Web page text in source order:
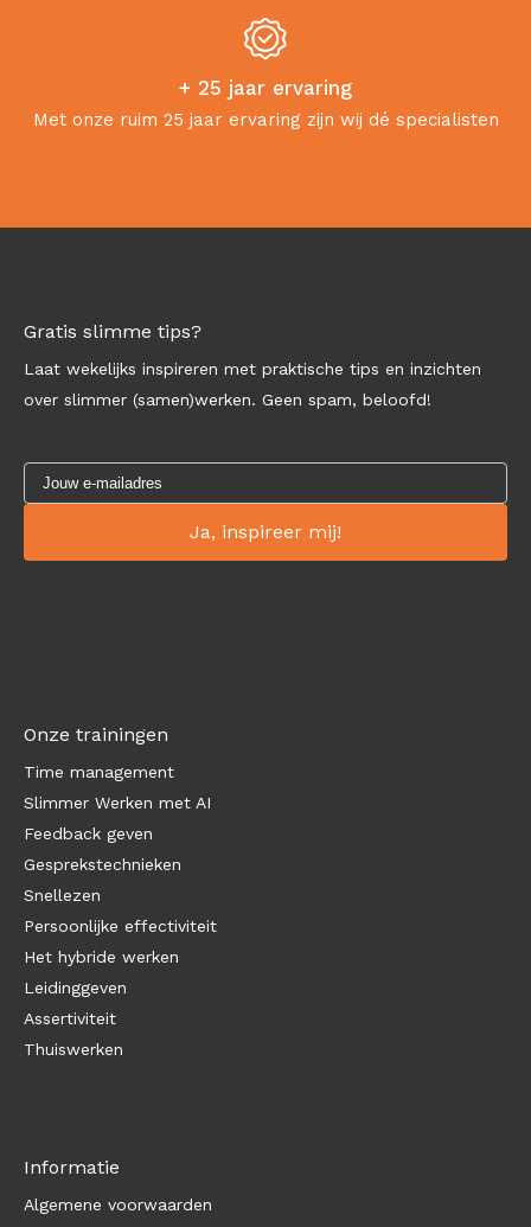
+ 25 jaar ervaring
Met onze ruim 25 jaar ervaring zijn wij dé specialisten
Gratis slimme tips?
Laat wekelijks inspireren met praktische tips en inzichten
over slimmer (samen)werken. Geen spam, beloofd!
Onze trainingen
Time management
Slimmer Werken met AI
Feedback geven
Gesprekstechnieken
Snellezen
Persoonlijke effectiviteit
Het hybride werken
Leidinggeven
Assertiviteit
Thuiswerken
Informatie
Algemene voorwaarden